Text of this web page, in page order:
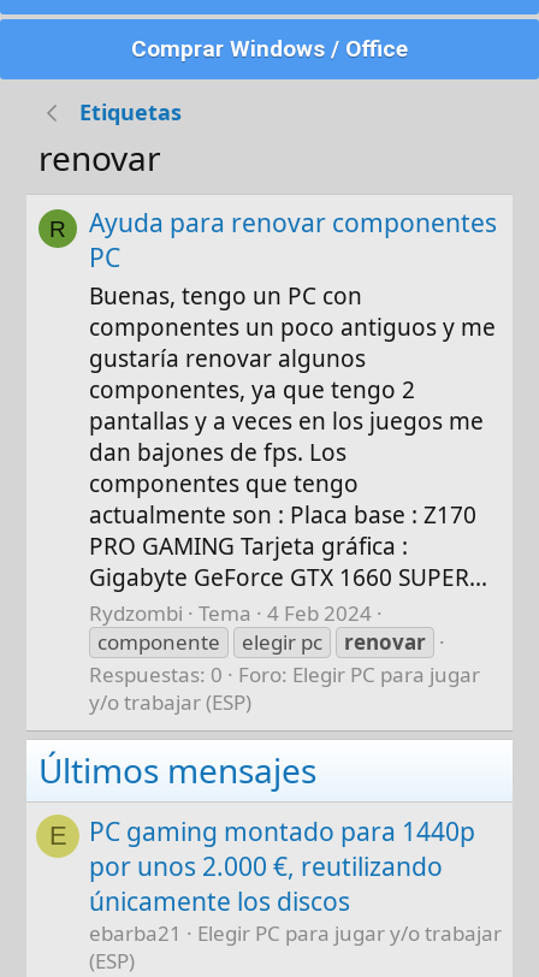
Comprar Windows / Office
Etiquetas
renovar
R
Ayuda para renovar componentes
PC
Buenas, tengo un PC con
componentes un poco antiguos y me
gustaría renovar algunos
componentes, ya que tengo 2
pantallas y a veces en los juegos me
dan bajones de fps. Los
componentes que tengo
actualmente son : Placa base : Z170
PRO GAMING Tarjeta gráfica :
Gigabyte GeForce GTX 1660 SUPER...
Rydzombi Tema
4 Feb 2024
componente
elegir pc
renovar
Respuestas: 0
Foro: Elegir PC para jugar
y/o trabajar (ESP)
Últimos mensajes
E
PC gaming montado para 1440p
por unos 2.000 €, reutilizando
únicamente los discos
ebarba21
Elegir PC para jugar y/o trabajar
(ESP)